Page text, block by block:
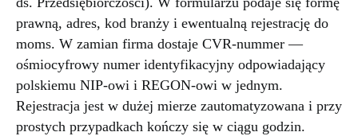
prawną, adres, kod branży i ewentualną rejestrację do
moms. W zamian firma dostaje CVR-nummer —
ośmiocyfrowy numer identyfikacyjny odpowiadający
polskiemu NIP-owi i REGON-owi w jednym.
Rejestracja jest w dużej mierze zautomatyzowana i przy
prostych przypadkach kończy się w ciągu godzin.